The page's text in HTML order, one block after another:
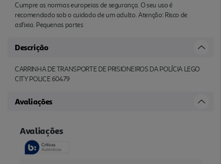
Cumpre as normas europeias de segurança. O seu uso é
recomendado sob o cuidado de um adulto. Atenção: Risco de
asfixia. Pequenas partes
Descrição
CARRINHA DE TRANSPORTE DE PRISIONEIROS DA POLÍCIA LEGO
CITY POLICE 60479
Avaliações